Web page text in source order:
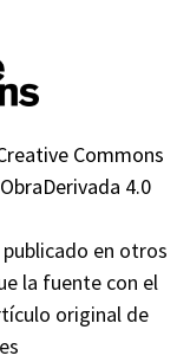
Commons
4.0
en otros
la fuente con el
original de